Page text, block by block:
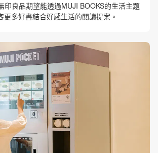
印良品期望能透過MUJI BOOKS的生活主題
更多好書結合好感生活的閱讀提案。